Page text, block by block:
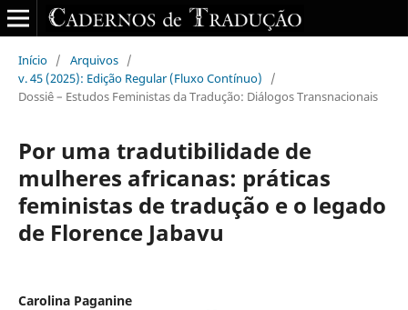
Início / Arquivos /
v. 45 (2025): Edição Regular (Fluxo Contínuo)
/
Dossiê – Estudos Feministas da Tradução: Diálogos Transnacionais
Por uma tradutibilidade de
mulheres africanas: práticas
feministas de tradução e o legado
de Florence Jabavu
Carolina Paganine